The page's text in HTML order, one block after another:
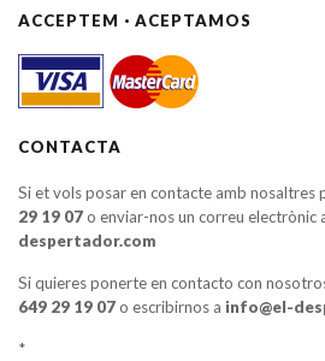
ACCEPTEM · ACEPTAMOS
CONTACTA
Si et vols posar en contacte amb nosaltres
29 19 07o enviar-nos un correu electrònic
despertador.com
Si quieres ponerte en contacto con
649 29 19 07o escribirnos a info@el-
*